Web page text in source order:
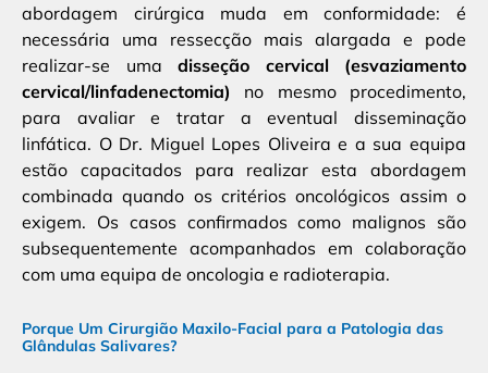
abordagem cirúrgica muda em conformidade: é
necessária uma ressecção mais alargada e pode
realizar-se uma disseção cervical (esvaziamento
cervical/linfadenectomia) no mesmo procedimento,
para avaliar e tratar a eventual disseminação
linfática. O Dr. Miguel Lopes Oliveira e a sua equipa
estão capacitados para realizar esta abordagem
combinada quando os critérios oncológicos assim o
exigem. Os casos confirmados como malignos são
subsequentemente acompanhados em colaboração
com uma equipa de oncologia e radioterapia.
Porque Um Cirurgião Maxilo-Facial para a Patologia das
Glândulas Salivares?